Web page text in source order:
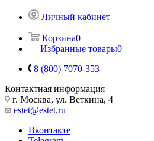
Личный кабинет
Корзина0
Избранные товары0
8 (800) 7070-353
Контактная информация
г. Москва, ул. Веткина, 4
estet@estet.ru
Вконтакте